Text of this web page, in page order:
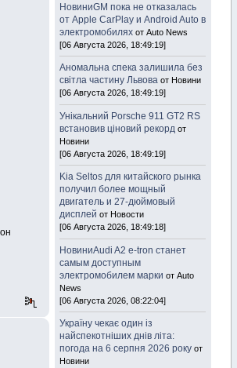
НовиниGM пока не отказалась
от Apple CarPlay и Android Auto в
электромобилях от Auto News
[06 Августа 2026, 18:49:19]
Аномальна спека залишила без
світла частину Львова от Новини
[06 Августа 2026, 18:49:19]
Унікальний Porsche 911 GT2 RS
встановив ціновий рекорд от
Новини
[06 Августа 2026, 18:49:19]
Kia Seltos для китайского рынка
получил более мощный
двигатель и 27-дюймовый
дисплей от Новости
[06 Августа 2026, 18:49:18]
НовиниAudi A2 e-tron станет
самым доступным
электромобилем марки от Auto
News
[06 Августа 2026, 08:22:04]
Україну чекає один із
найспекотніших днів літа:
погода на 6 серпня 2026 року от
Новини